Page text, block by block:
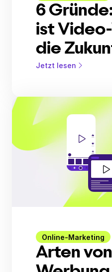
6
ist
die
Jetzt lesen
Online-Marketing
Arten